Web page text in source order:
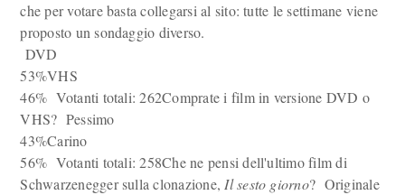
che per votare basta collegarsi al sito: tutte le settimane viene
proposto un sondaggio diverso.
DVD
53%VHS
46% Votanti totali: 262Comprate i film in versione DVD o
VHS? Pessimo
43%Carino
56% Votanti totali: 258Che ne pensi dell'ultimo film di
Schwarzenegger sulla clonazione, Il sesto giorno? Originale